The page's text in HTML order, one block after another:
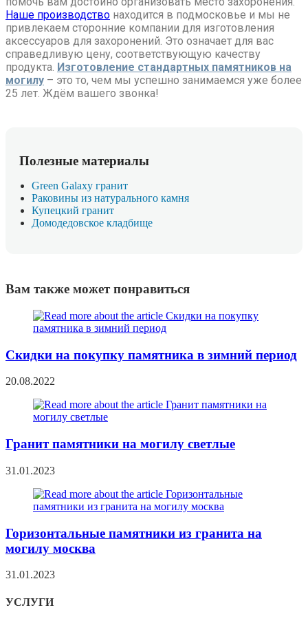
Наше производство находится в подмосковье и мы не
привлекаем сторонние компании для изготовления
аксессуаров для захоронений. Это означает для вас
справедливую цену, соответствующую качеству
продукта. Изготовление стандартных памятников на
могилу – это то, чем мы успешно занимаемся уже более
25 лет. Ждём вашего звонка!
Полезные материалы
Green Galaxy гранит
Раковины из натурального камня
Купецкий гранит
Домодедовское кладбище
Вам также может понравиться
Скидки на покупку памятника в зимний период
20.08.2022
Гранит памятники на могилу светлые
31.01.2023
Горизонтальные памятники из гранита на
могилу москва
31.01.2023
УСЛУГИ